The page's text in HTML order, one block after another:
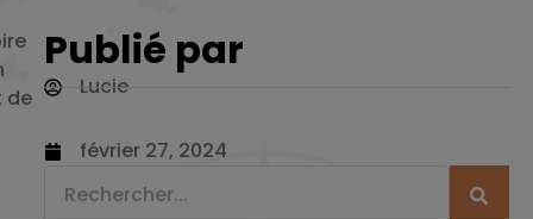
de
Publié par
Lucie
février 27, 2024